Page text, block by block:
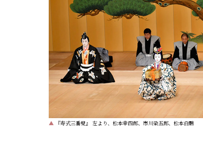
▲ 『寿式三番叟』 左より、松本幸四郎、市川染五郎、松本白鸚